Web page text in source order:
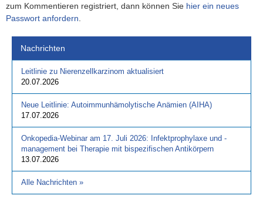
zum Kommentieren registriert, dann können Sie hier ein neues
Passwort anfordern
Nachrichten
Leitlinie zu Nierenzellkarzinom aktualisiert
20.07.2026
Neue Leitlinie: Autoimmunhämolytische Anämien (AIHA)
17.07.2026
Onkopedia-Webinar am 17. Juli 2026: Infektprophylaxe und -
management bei Therapie mit bispezifischen Antikörpern
13.07.2026
Alle Nachrichten »